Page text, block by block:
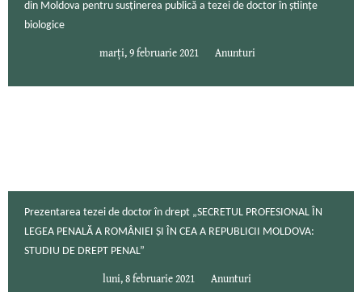
din Moldova pentru susţinerea publică a tezei de doctor în științe
biologice
marți, 9 februarie 2021 Anunturi
Prezentarea tezei de doctor în drept „SECRETUL PROFESIONAL ÎN
LEGEA PENALĂ A ROMÂNIEI ȘI ÎN CEA A REPUBLICII MOLDOVA:
STUDIU DE DREPT PENAL”
luni, 8 februarie 2021 Anunturi